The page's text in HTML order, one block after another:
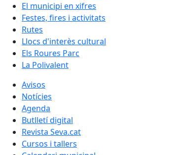
El municipi en xifres
Festes, fires i activitats
Rutes
Llocs d'interès cultural
Els Roures Parc
La Polivalent
Avisos
Notícies
Agenda
Butlletí digital
Revista Seva.cat
Cursos i tallers